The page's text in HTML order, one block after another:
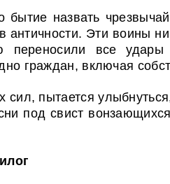
назвать
античности. Эти воины
все удары
граждан, включая
пытается
под свист